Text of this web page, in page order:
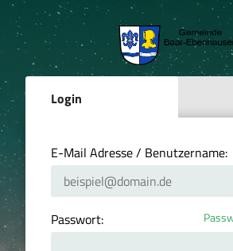
Login
E-Mail Adresse / Benutzername:
Passwort: